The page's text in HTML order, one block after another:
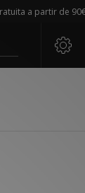
a partir de 90€